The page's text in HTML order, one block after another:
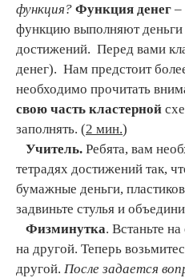
функция? Функция денег –
функцию выполняют
достижений. Перед вами
денег). Нам предстоит
необходимо прочитать
свою часть кластерной
заполнять. (2 мин.)
Учитель. Ребята, вам
тетрадях достижений так,
бумажные деньги,
задвиньте стулья и
Физминутка. Встаньте
на другой. Теперь
другой. После задается